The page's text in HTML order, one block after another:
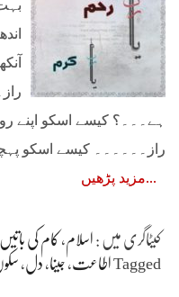
ہے۔۔۔؟ کیسے اسکو اپنے
راز۔۔۔۔۔۔ کیسے اسکو
مزید پڑھیں
کیٹاگری میں : اسلام ، کام کی باتیں
Taggedاطاعت، جینا، دل،